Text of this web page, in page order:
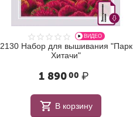
ВИДЕО
2130 Набор для вышивания "Парк
Хитачи"
1 89000 ₽
В корзину